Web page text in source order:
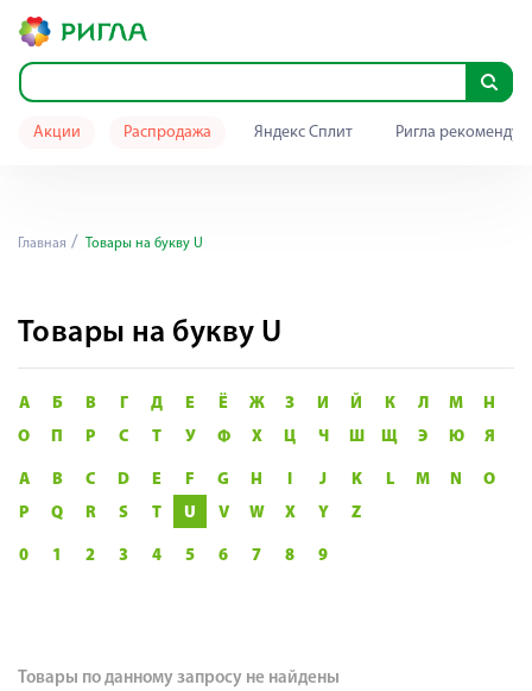
Акции Распродажа Яндекс Сплит Ригла
Главная Товары на букву U
Товары на букву U
А Б В Г Д Е Ё Ж З И Й К Л М
Н
О
П Р С Т У Ф Х Ц Ч Ш Щ Э Ю Я
A B C D E F G H I J K L M N
O
P
Q R S T U V W X Y Z
0 1 2 3 4 5 6 7 8 9
Товары по данному запросу не найдены